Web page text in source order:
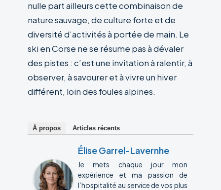
nulle part ailleurs cette combinaison de
nature sauvage, de culture forte et de
diversité d’activités à portée de main. Le
ski en Corse ne se résume pas à dévaler
des pistes : c’est une invitation à ralentir, à
observer, à savourer et à vivre un hiver
différent, loin des foules alpines.
À propos Articles récents
Élise Garrel-Lavernhe
Je mets chaque jour mon
expérience et ma passion de
l’hospitalité au service de vos plus